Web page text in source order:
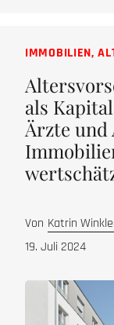
IMMOBILIEN,
als
Ärzte und
Von Katrin
19. Juli 2024